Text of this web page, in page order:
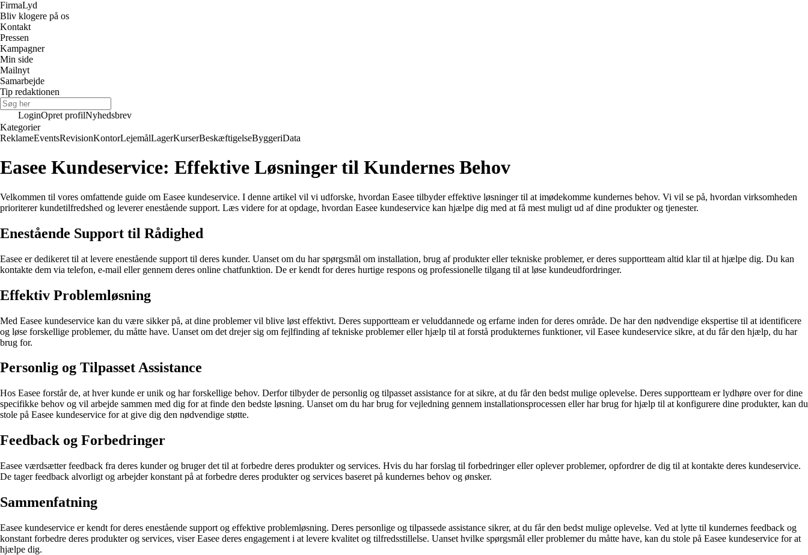
FirmaLyd
Bliv klogere på os
Kontakt
Pressen
Kampagner
Min side
Mailnyt
Samarbejde
Tip redaktionen
LoginOpret profilNyhedsbrev
Kategorier
ReklameEventsRevisionKontorLejemålLagerKurserBeskæftigelseByggeriData
Easee Kundeservice: Effektive Løsninger til Kundernes Behov
Velkommen til vores omfattende guide om Easee kundeservice. I denne artikel vil vi udforske, hvordan Easee tilbyder effektive løsninger til at imødekomme kundernes behov. Vi vil se på, hvordan virksomheden
prioriterer kundetilfredshed og leverer enestående support. Læs videre for at opdage, hvordan Easee kundeservice kan hjælpe dig med at få mest muligt ud af dine produkter og tjenester.
Enestående Support til Rådighed
Easee er dedikeret til at levere enestående support til deres kunder. Uanset om du har spørgsmål om installation, brug af produkter eller tekniske problemer, er deres supportteam altid klar til at hjælpe dig. Du kan
kontakte dem via telefon, e-mail eller gennem deres online chatfunktion. De er kendt for deres hurtige respons og professionelle tilgang til at løse kundeudfordringer.
Effektiv Problemløsning
Med Easee kundeservice kan du være sikker på, at dine problemer vil blive løst effektivt. Deres supportteam er veluddannede og erfarne inden for deres område. De har den nødvendige ekspertise til at identificere
og løse forskellige problemer, du måtte have. Uanset om det drejer sig om fejlfinding af tekniske problemer eller hjælp til at forstå produkternes funktioner, vil Easee kundeservice sikre, at du får den hjælp, du har
brug for.
Personlig og Tilpasset Assistance
Hos Easee forstår de, at hver kunde er unik og har forskellige behov. Derfor tilbyder de personlig og tilpasset assistance for at sikre, at du får den bedst mulige oplevelse. Deres supportteam er lydhøre over for dine
specifikke behov og vil arbejde sammen med dig for at finde den bedste løsning. Uanset om du har brug for vejledning gennem installationsprocessen eller har brug for hjælp til at konfigurere dine produkter, kan du
stole på Easee kundeservice for at give dig den nødvendige støtte.
Feedback og Forbedringer
Easee værdsætter feedback fra deres kunder og bruger det til at forbedre deres produkter og services. Hvis du har forslag til forbedringer eller oplever problemer, opfordrer de dig til at kontakte deres kundeservice.
De tager feedback alvorligt og arbejder konstant på at forbedre deres produkter og services baseret på kundernes behov og ønsker.
Sammenfatning
Easee kundeservice er kendt for deres enestående support og effektive problemløsning. Deres personlige og tilpassede assistance sikrer, at du får den bedst mulige oplevelse. Ved at lytte til kundernes feedback og
konstant forbedre deres produkter og services, viser Easee deres engagement i at levere kvalitet og tilfredsstillelse. Uanset hvilke spørgsmål eller problemer du måtte have, kan du stole på Easee kundeservice for at
hjælpe dig.